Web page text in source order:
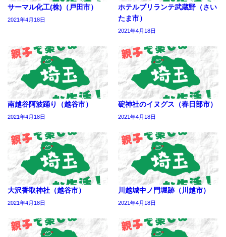
サーマル化工(株)（戸田市）
2021年4月18日
ホテルブリランテ武蔵野（さい
たま市）
2021年4月18日
南越谷阿波踊り（越谷市）
2021年4月18日
碇神社のイヌグス（春日部市）
2021年4月18日
大沢香取神社（越谷市）
2021年4月18日
川越城中ノ門堀跡（川越市）
2021年4月18日